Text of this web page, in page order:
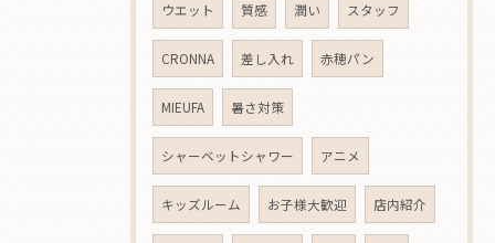
ウエット 質感 潤い スタッフ
CRONNA 差し入れ 赤穂パン
MIEUFA 暑さ対策
シャーベットシャワー アニメ
キッズルーム お子様大歓迎 店内紹介